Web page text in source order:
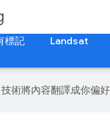
標記 Landsat
術將內容翻譯成你偏